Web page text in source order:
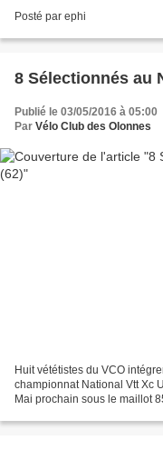
Posté par ephi
8 Sélectionnés au
Publié le 03/05/2016 à 05:00
Par Vélo Club des Olonnes
Huit vététistes du VCO
championnat National Vtt Xc
Mai prochain sous le maillot